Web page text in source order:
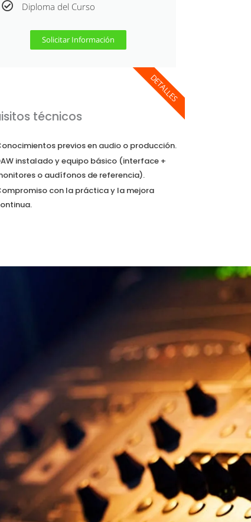
Diploma del Curso
Solicitar Información
DETALLES
técnicos
previos en audioo producción.
instalado y equipo básico (interface +
o audífonos de referencia).
con la práctica y la mejora